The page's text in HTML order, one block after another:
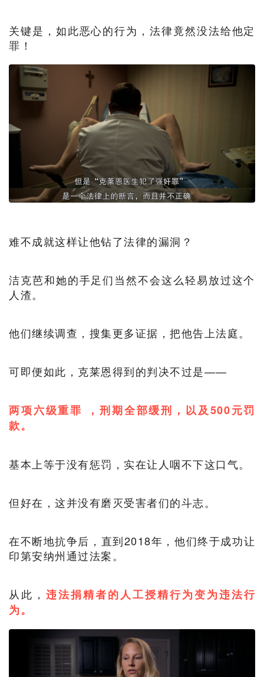
关键是，如此恶心的行为，法律竟然没法给他定
罪！
难不成就这样让他钻了法律的漏洞？
洁克芭和她的手足们当然不会这么轻易放过这个
人渣。
他们继续调查，搜集更多证据，把他告上法庭。
可即便如此，克莱恩得到的判决不过是——
两项六级重罪 ，刑期全部缓刑，以及500元罚
款。
基本上等于没有惩罚，实在让人咽不下这口气。
但好在，这并没有磨灭受害者们的斗志。
在不断地抗争后，直到2018年，他们终于成功让
印第安纳州通过法案。
从此， 违法捐精者的人工授精行为变为违法行
为。